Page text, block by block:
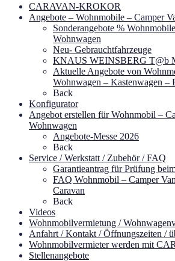
CARAVAN-KROKOR
Angebote – Wohnmobile – Camper
Sonderangebote %
Wohnwagen
Neu- Gebrauchtfahrzeuge
KNAUS WEINSBERG T@b
Aktuelle Angebote von
Wohnwagen – Kastenwagen –
Back
Konfigurator
Angebot erstellen für Wohnmobil –
Wohnwagen
Angebote-Messe 2026
Back
Service / Werkstatt / Zubehör / FAQ
Garantieantrag für Prüfung
FAQ Wohnmobil – Camper
Caravan
Back
Videos
Wohnmobilvermietung /
Anfahrt / Kontakt / Öffnungszeiten /
Wohnmobilvermieter werden mit
Stellenangebote